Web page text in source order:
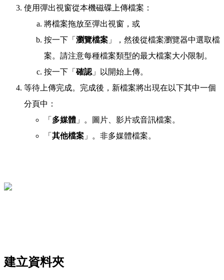
使用彈出視窗從本機磁碟上傳檔案：
將檔案拖放至彈出視窗，或
按一下「 瀏覽檔案 」，然後從檔案瀏覽器中選取檔
案。請注意每種檔案類型的最大檔案大小限制。
按一下「 確認 」以開始上傳。
等待上傳完成。完成後，新檔案將出現在以下其中一個
分頁中：
「 多媒體 」。圖片、影片或音訊檔案。
「 其他檔案 」。非多媒體檔案。
建立資料夾